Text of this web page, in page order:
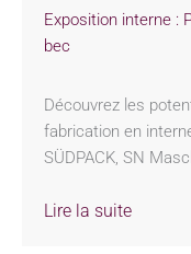
Exposition interne :
bec
Découvrez les
fabrication en
SÜDPACK, SN
Lire la suite